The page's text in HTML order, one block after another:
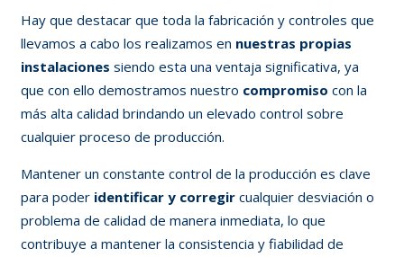
Hay que destacar que toda la fabricación y controles que
llevamos a cabo los realizamos en nuestras propias
instalaciones siendo esta una ventaja significativa, ya
que con ello demostramos nuestro compromiso con la
más alta calidad brindando un elevado control sobre
cualquier proceso de producción.
Mantener un constante control de la producción es clave
para poder identificar y corregircualquier desviación o
problema de calidad de manera inmediata, lo que
contribuye a mantener la consistencia y fiabilidad de